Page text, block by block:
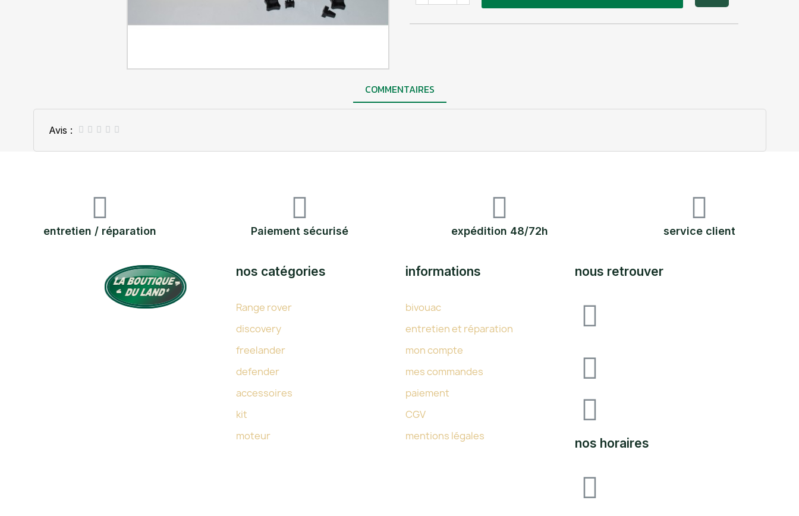
COMMENTAIRES
Avis :     
entretien / réparation Paiement sécurisé expédition 48/72h service client
nos catégories
Range rover
discovery
freelander
defender
accessoires
kit
moteur
informations
bivouac
entretien et réparation
mon compte
mes commandes
paiement
CGV
mentions légales
nous retrouver
nos horaires